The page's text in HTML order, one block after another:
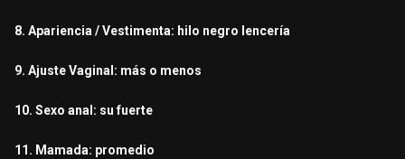
8. Apariencia / Vestimenta: hilo negro lencería
9. Ajuste Vaginal: más o menos
10. Sexo anal: su fuerte
11. Mamada: promedio